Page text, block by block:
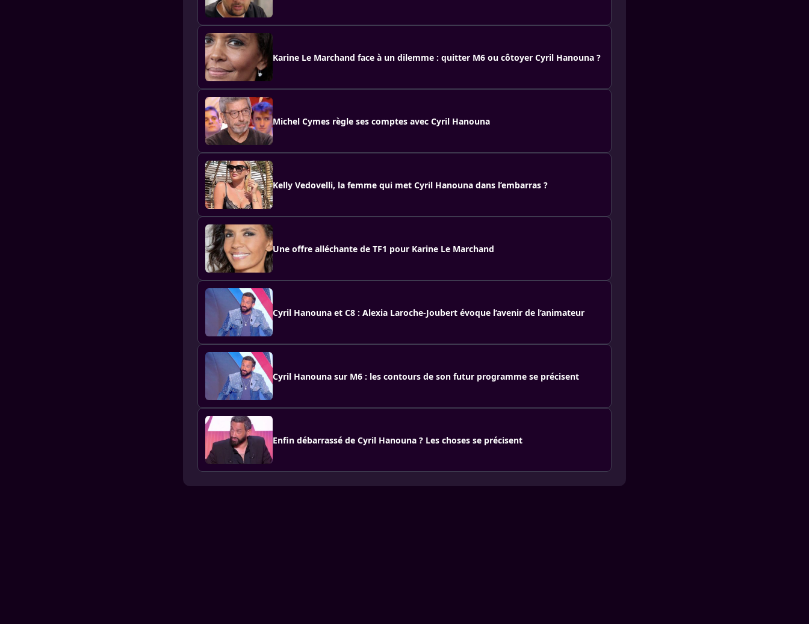
Karine Le Marchand face à un dilemme : quitter M6 ou côtoyer Cyril Hanouna ?
Michel Cymes règle ses comptes avec Cyril Hanouna
Kelly Vedovelli, la femme qui met Cyril Hanouna dans l’embarras ?
Une offre alléchante de TF1 pour Karine Le Marchand
Cyril Hanouna et C8 : Alexia Laroche-Joubert évoque l’avenir de l’animateur
Cyril Hanouna sur M6 : les contours de son futur programme se précisent
Enfin débarrassé de Cyril Hanouna ? Les choses se précisent